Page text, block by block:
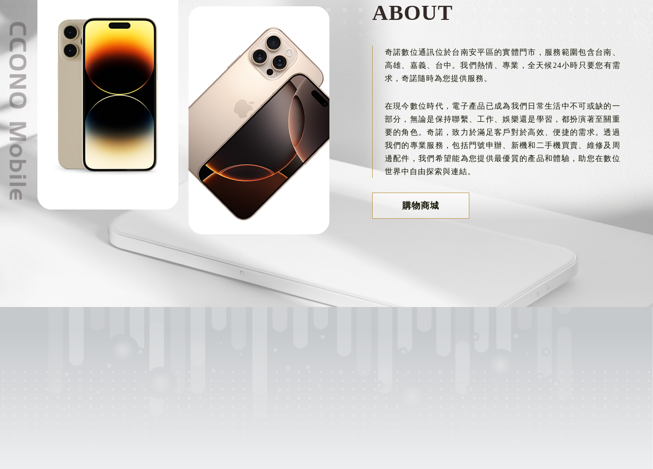
ABOUT
奇諾數位通訊位於台南安平區的實體門市，服務範圍包含台南、
高雄、嘉義、台中。我們熱情、專業，全天候24小時只要您有需
求，奇諾隨時為您提供服務。
在現今數位時代，電子產品已成為我們日常生活中不可或缺的一
部分，無論是保持聯繫、工作、娛樂還是學習，都扮演著至關重
要的角色。奇諾，致力於滿足客戶對於高效、便捷的需求。透過
我們的專業服務，包括門號申辦、新機和二手機買賣、維修及周
邊配件，我們希望能為您提供最優質的產品和體驗，助您在數位
世界中自由探索與連結。
購物商城